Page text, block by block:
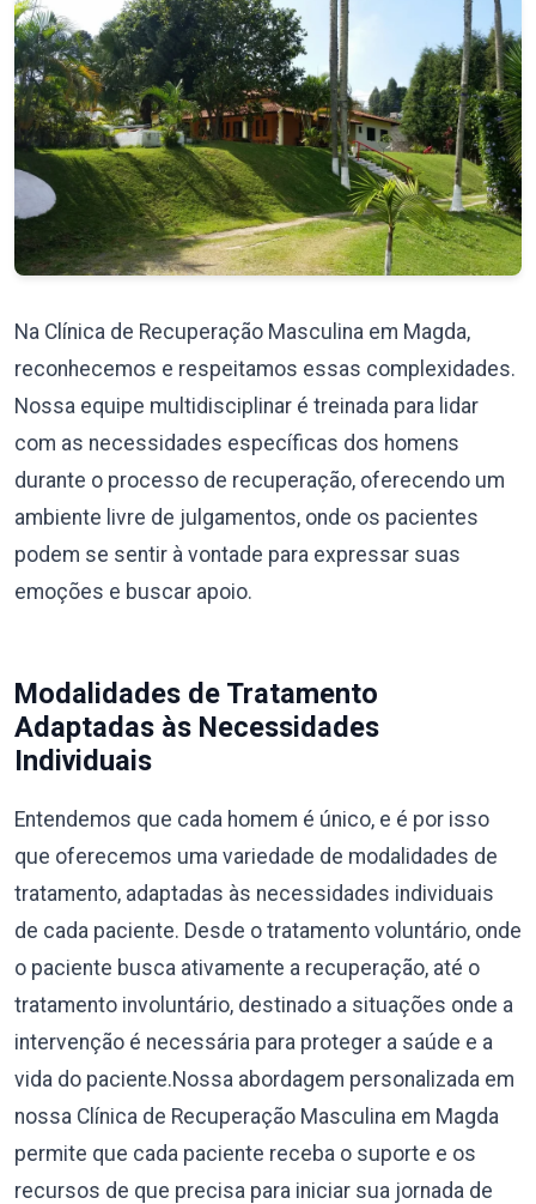
Na Clínica de Recuperação Masculina em Magda,
reconhecemos e respeitamos essas complexidades.
Nossa equipe multidisciplinar é treinada para lidar
com as necessidades específicas dos homens
durante o processo de recuperação, oferecendo um
ambiente livre de julgamentos, onde os pacientes
podem se sentir à vontade para expressar suas
emoções e buscar apoio.
Modalidades de Tratamento
Adaptadas às Necessidades
Individuais
Entendemos que cada homem é único, e é por isso
que oferecemos uma variedade de modalidades de
tratamento, adaptadas às necessidades individuais
de cada paciente. Desde o tratamento voluntário, onde
o paciente busca ativamente a recuperação, até o
tratamento involuntário, destinado a situações onde a
intervenção é necessária para proteger a saúde e a
vida do paciente.Nossa abordagem personalizada em
nossa Clínica de Recuperação Masculina em Magda
permite que cada paciente receba o suporte e os
recursos de que precisa para iniciar sua jornada de